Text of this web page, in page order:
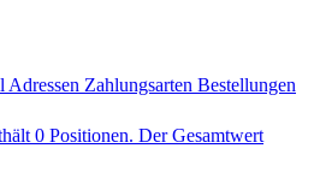
Adressen Zahlungsarten Bestellungen
0 Positionen. Der Gesamtwert